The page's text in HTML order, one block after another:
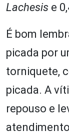
Lachesis e
É bom
picada por
torniquete,
picada. A
repouso e